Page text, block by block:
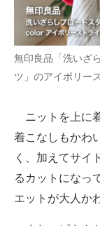
無印良品「洗いざ
ツ」のアイボリー
ニットを上に
着こなしもかわ
く、加えてサイ
るカットになっ
エットが大人か